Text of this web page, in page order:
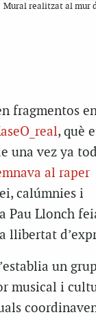
Mural realitzat al mur
fragmentos
, què
una vez ya
al raper
calúmnies i
Pau Llonch
llibertat
un
musical i